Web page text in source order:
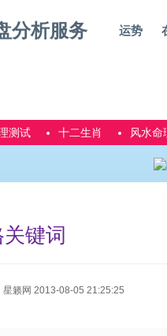
运势
测试 十二生肖 风水命
键词
星籁网 2013-08-05 21:25:25